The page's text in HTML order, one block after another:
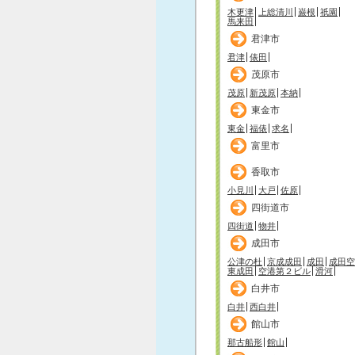
木更津 上総清川 巌根 祇園
馬来田
君津市
君津 俵田
茂原市
茂原 新茂原 本納
東金市
東金 福俵 求名
富里市
香取市
小見川 大戸 佐原
四街道市
四街道 物井
成田市
公津の杜 京成成田 成田
成田
東成田
空港第２ビル 滑河
白井市
白井 西白井
館山市
那古船形 館山